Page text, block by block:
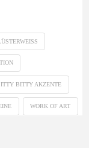
ITTY BITTY AKZENTE
WORK OF ART